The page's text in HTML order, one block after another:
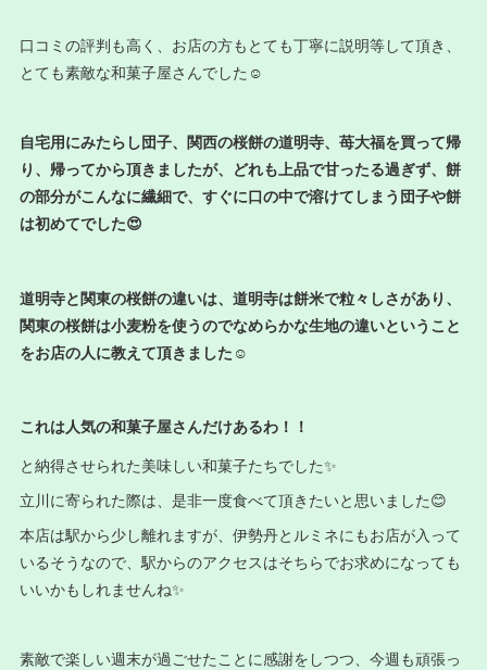
口コミの評判も高く、お店の方もとても丁寧に説明等して頂き、
とても素敵な和菓子屋さんでした☺️
自宅用にみたらし団子、関西の桜餅の道明寺、苺大福を買って帰
り、帰ってから頂きましたが、どれも上品で甘ったる過ぎず、餅
の部分がこんなに繊細で、すぐに口の中で溶けてしまう団子や餅
は初めてでした😍
道明寺と関東の桜餅の違いは、道明寺は餅米で粒々しさがあり、
関東の桜餅は小麦粉を使うのでなめらかな生地の違いということ
をお店の人に教えて頂きました☺️
これは人気の和菓子屋さんだけあるわ！！
と納得させられた美味しい和菓子たちでした✨
立川に寄られた際は、是非一度食べて頂きたいと思いました😊
本店は駅から少し離れますが、伊勢丹とルミネにもお店が入って
いるそうなので、駅からのアクセスはそちらでお求めになっても
いいかもしれませんね✨
素敵で楽しい週末が過ごせたことに感謝をしつつ、今週も頑張っ